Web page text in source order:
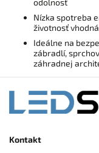
odolnosť
Nízka spotreba
životnosť
Ideálne na
zábradlí,
záhradnej
Kontakt